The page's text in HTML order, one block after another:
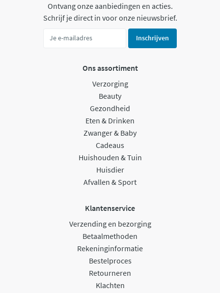
Ontvang onze aanbiedingen en acties.
Schrijf je direct in voor onze nieuwsbrief.
Inschrijven
Ons assortiment
Verzorging
Beauty
Gezondheid
Eten & Drinken
Zwanger & Baby
Cadeaus
Huishouden & Tuin
Huisdier
Afvallen & Sport
Klantenservice
Verzending en bezorging
Betaalmethoden
Rekeninginformatie
Bestelproces
Retourneren
Klachten